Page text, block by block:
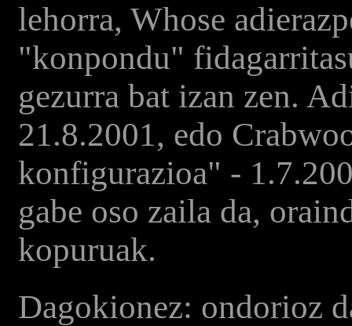
lehorra, Whose
"konpondu"
gezurra bat izan zen.
21.8.2001, edo
konfigurazioa" -
gabe oso zaila da,
kopuruak.
Dagokionez: ondorioz